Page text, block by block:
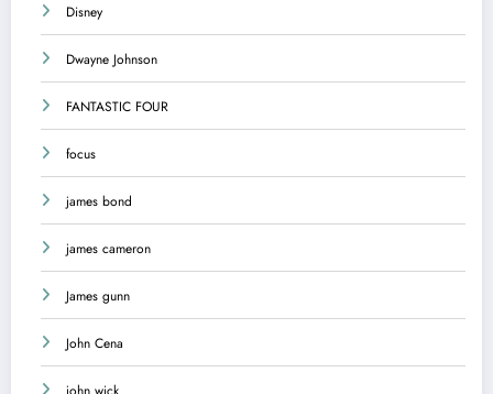
Disney
Dwayne Johnson
FANTASTIC FOUR
focus
james bond
james cameron
James gunn
John Cena